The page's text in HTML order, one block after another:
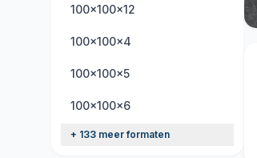
100x100x12
100x100x4
100x100x5
100x100x6
+ 133 meer formaten